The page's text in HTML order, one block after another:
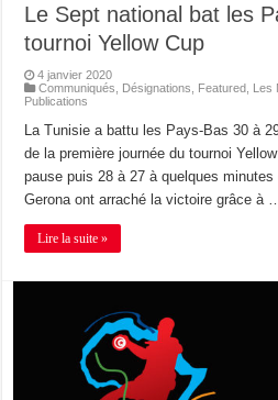
Le Sept national bat les
tournoi Yellow Cup
4 janvier 2020
Communiqués
Désignations Featured Les
Publications
La Tunisie a battu les Pays-Bas 30 à
de la première journée du tournoi
pause puis 28 à 27 à quelques
Gerona ont arraché la victoire grâce à …
Lire la suite »